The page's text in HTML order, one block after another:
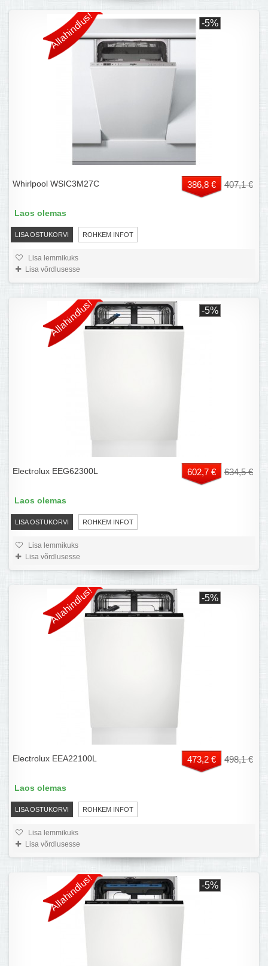
Allahindlus! -5%
Whirlpool WSIC3M27C 386,8 € 407,1 €
LISA OSTUKORVI ROHKEM INFOT
Laos olemas
Lisa lemmikuks
Lisa võrdlusesse
Allahindlus! -5%
Electrolux EEG62300L 602,7 € 634,5 €
LISA OSTUKORVI ROHKEM INFOT
Laos olemas
Lisa lemmikuks
Lisa võrdlusesse
Allahindlus! -5%
Electrolux EEA22100L 473,2 € 498,1 €
LISA OSTUKORVI ROHKEM INFOT
Laos olemas
Lisa lemmikuks
Lisa võrdlusesse
Allahindlus! -5%